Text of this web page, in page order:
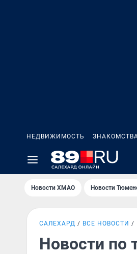
НЕДВИЖИМОСТЬ
Новости ХМАО Новости
САЛЕХАРД ВСЕ НОВОСТИ
Новости по